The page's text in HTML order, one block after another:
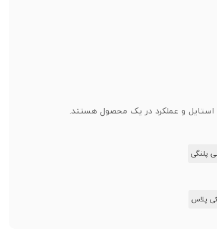
و عملکرد در یک محصول هستند.
پلنگی
پلاس